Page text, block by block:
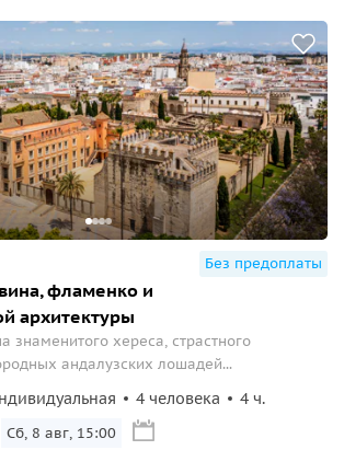
Без предоплаты
фламенко и
архитектуры
знаменитого хереса, страстного
андалузских лошадей...
4 человека 4 ч.
Сб, 8 авг, 15:00